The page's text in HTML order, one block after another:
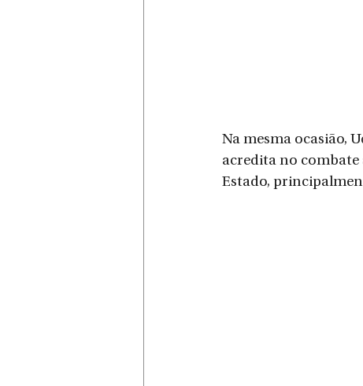
Na mesma ocasião,
acredita no
Estado,